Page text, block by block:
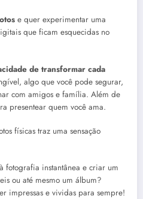
e quer experimentar uma
que ficam esquecidas no
de transformar cada
algo que você pode segurar,
com amigos e família. Além de
presentear quem você ama.
físicas traz uma sensação
fotografia instantânea e criar um
ou até mesmo um álbum?
impressas e vividas para sempre!